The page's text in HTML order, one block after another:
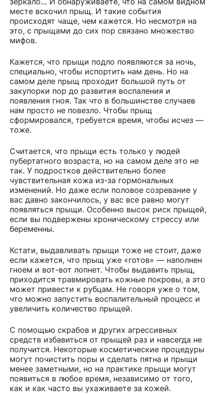
месте вскочил прыщ. И такие события
происходят чаще, чем кажется. Но несмотря на
это, с прыщами до сих пор связано множество
мифов.
Кажется, что прыщи подло появляются за ночь,
специально, чтобы испортить нам день. Но на
самом деле прыщ проходит большой путь от
закупорки пор до развития воспаления и
появления гноя. Так что в большинстве случаев
нам просто не повезло. Чтобы прыщ
сформировался, требуется время, чтобы исчез —
тоже.
Считается, что прыщи есть только у людей
пубертатного возраста, но на самом деле это не
так. У подростков действительно более
чувствительная кожа из-за гормональных
изменений. Но даже если половое созревание у
вас давно закончилось, у вас все равно могут
появляться прыщи. Особенно высок риск прыщей,
если вы подвержены хроническому стрессу или
беременны.
Кстати, выдавливать прыщи тоже не стоит, даже
если кажется, что прыщ уже «готов» — наполнен
гноем и вот-вот лопнет. Чтобы выдавить прыщ,
приходится травмировать кожные покровы, а это
может привести к рубцам. Не говоря уже о том,
что можно запустить воспалительный процесс и
увеличить количество прыщей.
С помощью скрабов и других агрессивных
средств избавиться от прыщей раз и навсегда не
получится. Некоторые косметические процедуры
могут почистить поры и сделать пятна и прыщи
менее заметными, но на практике прыщи могут
появиться в любое время, независимо от того,
как и как часто вы ухаживаете за кожей.